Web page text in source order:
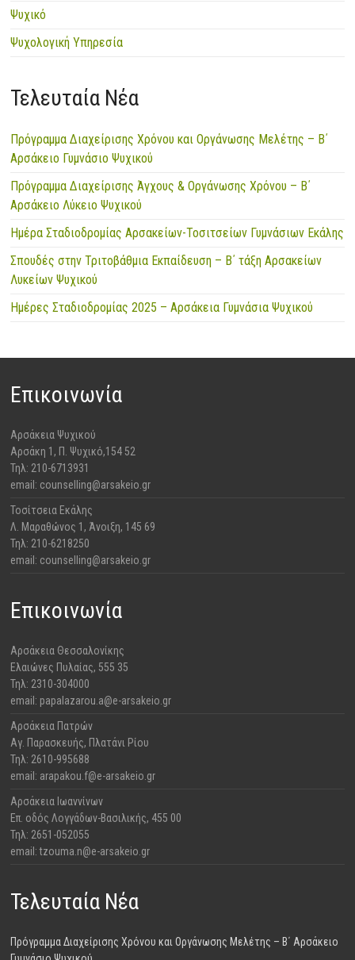
Ψυχικό
Ψυχολογική Υπηρεσία
Τελευταία Νέα
Πρόγραμμα Διαχείρισης Χρόνου και Οργάνωσης Μελέτης – Β΄
Αρσάκειο Γυμνάσιο Ψυχικού
Πρόγραμμα Διαχείρισης Άγχους & Οργάνωσης Χρόνου – Β΄
Αρσάκειο Λύκειο Ψυχικού
Ημέρα Σταδιοδρομίας Αρσακείων-Τοσιτσείων Γυμνάσιων Εκάλης
Σπουδές στην Τριτοβάθμια Εκπαίδευση – Β΄ τάξη Αρσακείων
Λυκείων Ψυχικού
Ημέρες Σταδιοδρομίας 2025 – Αρσάκεια Γυμνάσια Ψυχικού
Επικοινωνία
Αρσάκεια Ψυχικού
​Αρσάκη 1, Π. Ψυχικό,154 52
Τηλ: 210-6713931
email: counselling@arsakeio.gr
Τοσίτσεια Εκάλης
Λ. Μαραθώνος 1, Άνοιξη, 145 69
Τηλ: 210-6218250
email: counselling@arsakeio.gr
Επικοινωνία
Αρσάκεια Θεσσαλονίκης
​Ελαιώνες Πυλαίας, 555 35
Τηλ: 2310-304000
email: papalazarou.a@e-arsakeio.gr
Αρσάκεια Πατρών
​Αγ. Παρασκευής, Πλατάνι Ρίου
Τηλ: 2610-995688
email: arapakou.f@e-arsakeio.gr
Αρσάκεια Ιωαννίνων
Επ. οδός Λογγάδων-Βασιλικής, 455 00
Τηλ: 2651-052055
email: tzouma.n@e-arsakeio.gr
Τελευταία Νέα
Πρόγραμμα Διαχείρισης Χρόνου και Οργάνωσης Μελέτης – Β΄ Αρσάκειο